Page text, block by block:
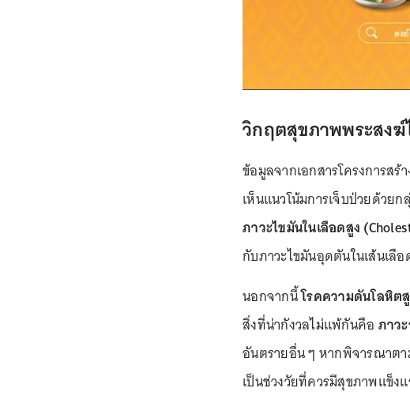
วิกฤตสุขภาพพระสงฆ์
ข้อมูลจากเอกสารโครงการส
เห็นแนวโน้มการเจ็บป่วยด้วย
ภาวะไขมันในเลือดสูง
กับภาวะไขมันอุดตันในเส้นเลื
นอกจากนี้โรคความดันโลหิต
สิ่งที่น่ากังวลไม่แพ้กันคือ ภาว
อันตรายอื่น ๆ หากพิจารณาต
เป็นช่วงวัยที่ควรมีสุขภาพแข็ง